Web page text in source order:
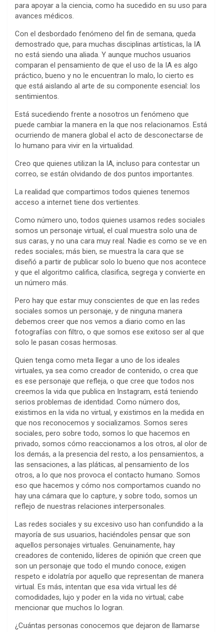
para apoyar a la ciencia, como ha sucedido en su uso para
avances médicos.
Con el desbordado fenómeno del fin de semana, queda
demostrado que, para muchas disciplinas artísticas, la IA
no está siendo una aliada. Y aunque muchos usuarios
comparan el pensamiento de que el uso de la IA es algo
práctico, bueno y no le encuentran lo malo, lo cierto es
que está aislando al arte de su componente esencial: los
sentimientos.
Está sucediendo frente a nosotros un fenómeno que
puede cambiar la manera en la que nos relacionamos. Está
ocurriendo de manera global el acto de desconectarse de
lo humano para vivir en la virtualidad.
Creo que quienes utilizan la IA, incluso para contestar un
correo, se están olvidando de dos puntos importantes.
La realidad que compartimos todos quienes tenemos
acceso a internet tiene dos vertientes.
Como número uno, todos quienes usamos redes sociales
somos un personaje virtual, el cual muestra solo una de
sus caras, y no una cara muy real. Nadie es como se ve en
redes sociales; más bien, se muestra la cara que se
diseñó a partir de publicar solo lo bueno que nos acontece
y que el algoritmo califica, clasifica, segrega y convierte en
un número más.
Pero hay que estar muy conscientes de que en las redes
sociales somos un personaje, y de ninguna manera
debemos creer que nos vemos a diario como en las
fotografías con filtro, o que somos ese exitoso ser al que
solo le pasan cosas hermosas.
Quien tenga como meta llegar a uno de los ideales
virtuales, ya sea como creador de contenido, o crea que
es ese personaje que refleja, o que cree que todos nos
creemos la vida que publica en Instagram, está teniendo
serios problemas de identidad. Como número dos,
existimos en la vida no virtual, y existimos en la medida en
que nos reconocemos y socializamos. Somos seres
sociales, pero sobre todo, somos lo que hacemos en
privado, somos cómo reaccionamos a los otros, al olor de
los demás, a la presencia del resto, a los pensamientos, a
las sensaciones, a las pláticas, al pensamiento de los
otros, a lo que nos provoca el contacto humano. Somos
eso que hacemos y cómo nos comportamos cuando no
hay una cámara que lo capture, y sobre todo, somos un
reflejo de nuestras relaciones interpersonales.
Las redes sociales y su excesivo uso han confundido a la
mayoría de sus usuarios, haciéndoles pensar que son
aquellos personajes virtuales. Genuinamente, hay
creadores de contenido, líderes de opinión que creen que
son un personaje que todo el mundo conoce, exigen
respeto e idolatría por aquello que representan de manera
virtual. Es más, intentan que esa vida virtual les dé
comodidades, lujo y poder en la vida no virtual; cabe
mencionar que muchos lo logran.
¿Cuántas personas conocemos que dejaron de llamarse